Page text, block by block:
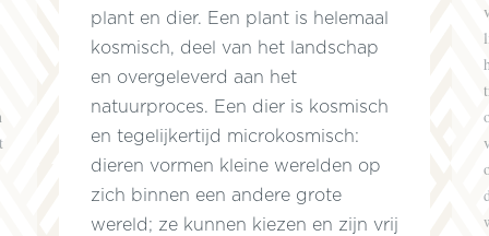
plant en dier. Een plant is helemaal
kosmisch, deel van het landschap
en overgeleverd aan het
natuurproces. Een dier is kosmisch
en tegelijkertijd microkosmisch:
dieren vormen kleine werelden op
zich binnen een andere grote
wereld; ze kunnen kiezen en zijn vrij